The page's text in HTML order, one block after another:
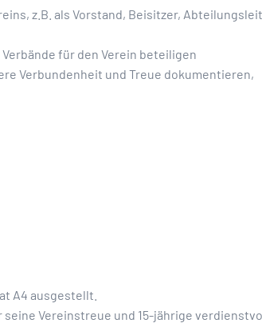
z.B. als Vorstand, Beisitzer,
für den Verein beteiligen
Verbundenheit und Treue dokumentieren,
A4 ausgestellt.
Vereinstreue und 15-jährige